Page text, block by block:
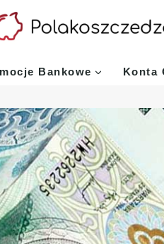
Bankowe Konta